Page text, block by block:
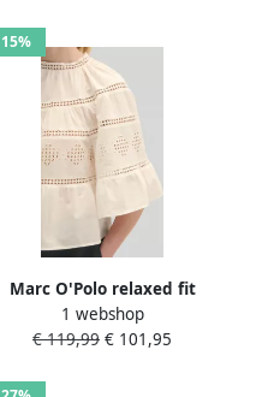
15%
Marc O'Polo relaxed fit
blouse van puur katoen
met ajourwerk
1 webshop
€ 119,99 € 101,95